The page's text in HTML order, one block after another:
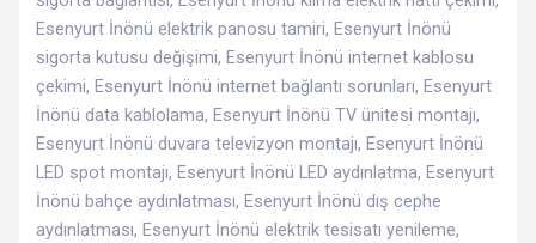
Esenyurt İnönü elektrik panosu tamiri, Esenyurt İnönü
sigorta kutusu değişimi, Esenyurt İnönü internet kablosu
çekimi, Esenyurt İnönü internet bağlantı sorunları, Esenyurt
İnönü data kablolama, Esenyurt İnönü TV ünitesi montajı,
Esenyurt İnönü duvara televizyon montajı, Esenyurt İnönü
LED spot montajı, Esenyurt İnönü LED aydınlatma, Esenyurt
İnönü bahçe aydınlatması, Esenyurt İnönü dış cephe
aydınlatması, Esenyurt İnönü elektrik tesisatı yenileme,